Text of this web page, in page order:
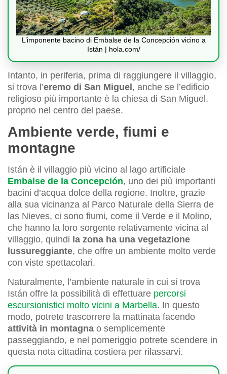
L’imponente bacino di Embalse de la Concepción vicino a
Istán | hola.com/
Intanto, in periferia, prima di raggiungere il villaggio,
si trova l’eremo di San Miguel , anche se l’edificio
religioso più importante è la chiesa di San Miguel,
proprio nel centro del paese.
Ambiente verde, fiumi e
montagne
Istán è il villaggio più vicino al lago artificiale
Embalse de la Concepción, uno dei più importanti
bacini d’acqua dolce della regione. Inoltre, grazie
alla sua vicinanza al Parco Naturale della Sierra de
las Nieves, ci sono fiumi, come il Verde e il Molino,
che hanno la loro sorgente relativamente vicina al
villaggio, quindi la zona ha una vegetazione
lussureggiante, che offre un ambiente molto verde
con viste spettacolari.
Naturalmente, l’ambiente naturale in cui si trova
Istán offre la possibilità di effettuare percorsi
escursionistici molto vicini a Marbella. In questo
modo, potrete trascorrere la mattinata facendo
attività in montagna o semplicemente
passeggiando, e nel pomeriggio potrete scendere in
questa nota cittadina costiera per rilassarvi.